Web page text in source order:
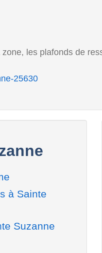
les plafonds de
25630
à Sainte
Suzanne